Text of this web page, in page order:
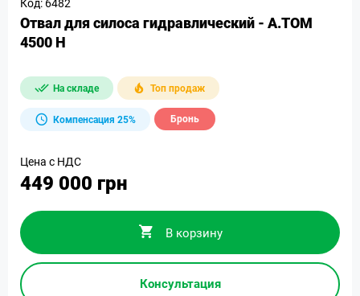
Код: 6482
Отвал для силоса гидравлический - А.ТОМ
4500 H
На складе Топ продаж
Компенсация 25% Бронь
Цена с НДС
449 000 грн
В корзину
Консультация